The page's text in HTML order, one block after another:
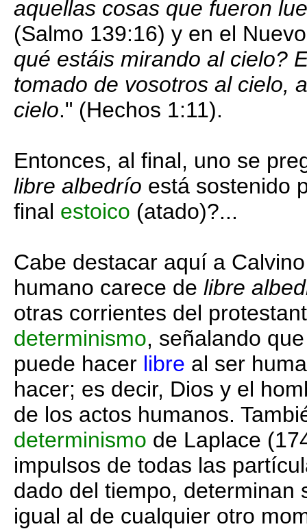
aquellas cosas que fueron
(Salmo 139:16) y en el
qué estáis mirando al cielo?
tomado de vosotros al cielo,
cielo." (Hechos 1:11).
Entonces, al final, uno se
libre albedrío está sostenido
final estoico (atado)?...
Cabe destacar aquí a
humano carece de libre
otras corrientes del
determinismo, señalando
puede hacer libre al ser
hacer; es decir, Dios y el
de los actos humanos.
determinismo de Laplace
impulsos de todas las
dado del tiempo, determinan
igual al de cualquier otro